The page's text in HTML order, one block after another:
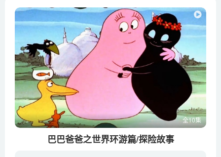
全10集
巴巴爸爸之世界环游篇/探险故事